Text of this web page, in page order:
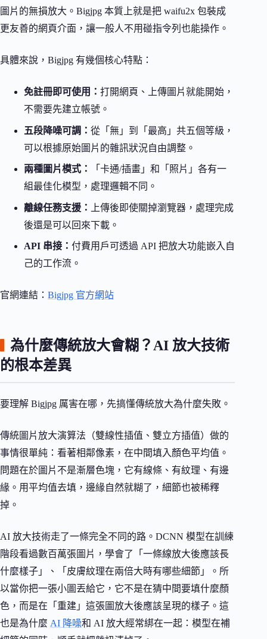
圖片的無損放大。Bigjpg 本質上就是把 waifu2x 包裝成
更友善的網頁介面，讓一般人不用碰指令列也能操作。
具體來說，Bigjpg 有幾個核心特點：
免註冊即可使用： 打開網頁、上傳圖片就能開始，
不需要先建立帳號。
五段降噪可調： 從「無」到「最高」共五個等級，
可以根據原始圖片的雜訊狀況自由調整。
兩種圖片模式：
「卡通/插畫」和「照片」各有一
組最佳化模型，處理邏輯不同。
離線任務支援：
上傳後即使關掉瀏覽器，處理完成
後還是可以回來下載。
API 串接： 付費用戶可透過 API 把放大功能嵌入自
己的工作流。
官網連結： Bigjpg 官方網站
為什麼傳統放大會糊？AI 放大技術
的根本差異
要理解 Bigjpg 厲害在哪，先搞懂傳統放大為什麼失敗。
傳統圖片放大演算法（雙線性插值、雙立方插值）做的
事情很單純：看著相鄰像素，在中間填入顏色平均值。
問題在於圖片不是漸層色塊，它有線條、有紋理、有邊
緣。用平均值去填，邊緣自然就糊了，細節也被稀釋
掉。
AI 放大技術走了一條完全不同的路。DCNN 模型在訓練
階段看過數百萬張圖片，學會了「一條線放大後應該長
什麼樣子」、「皮膚紋理在兩倍大時有哪些細節」。所
以當你把一張小圖丟給它，它不是在猜中間要填什麼顏
色，而是在「重建」這張圖放大後應該呈現的樣子。這
也是為什麼 AI 降噪和 AI 放大經常綁在一起：模型在補